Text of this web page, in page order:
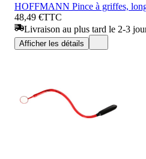
HOFFMANN Pince à griffes,
48,49 €TTC
Livraison au plus tard le 2-3
Afficher les détails